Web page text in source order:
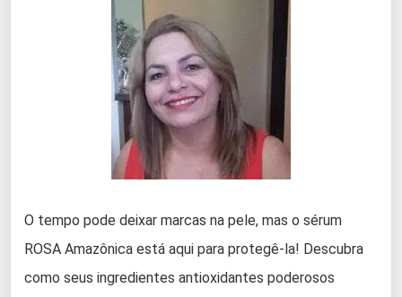
O tempo pode deixar marcas na pele, mas o sérum
ROSA Amazônica está aqui para protegê-la! Descubra
como seus ingredientes antioxidantes poderosos